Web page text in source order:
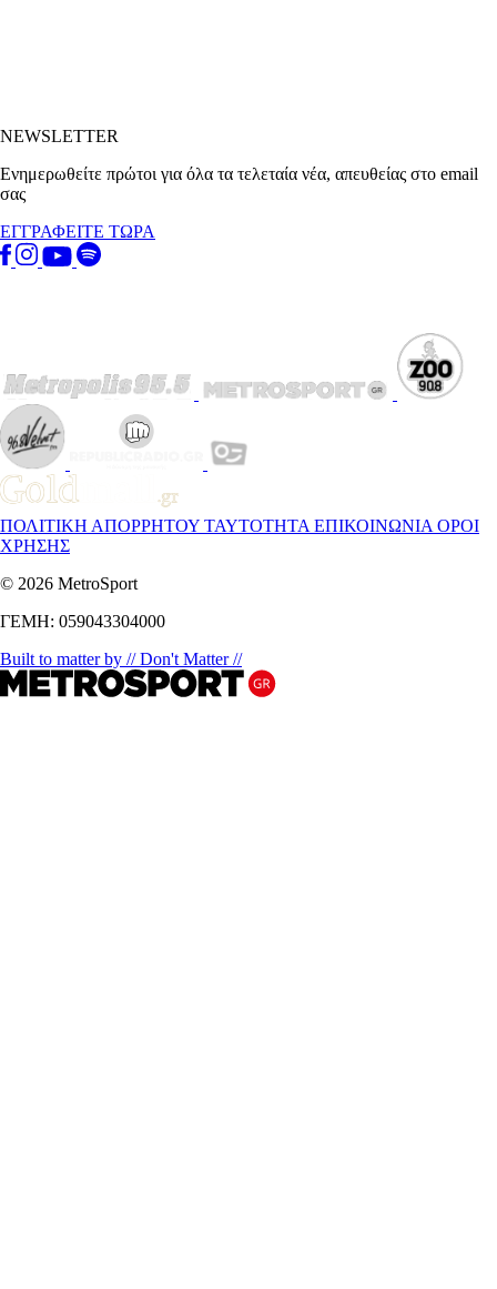
NEWSLETTER
Ενημερωθείτε πρώτοι για όλα τα τελεταία νέα, απευθείας στο email
σας
ΕΓΓΡΑΦΕΙΤΕ ΤΩΡΑ
ΠΟΛΙΤΙΚΗ ΑΠΟΡΡΗΤΟΥ ΤΑΥΤΟΤΗΤΑ ΕΠΙΚΟΙΝΩΝΙΑ ΟΡΟΙ
ΧΡΗΣΗΣ
© 2026 MetroSport
ΓΕΜΗ: 059043304000
Built to matter by // Don't Matter //